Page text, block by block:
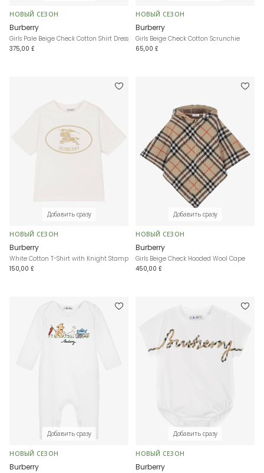
НОВЫЙ СЕЗОН
Burberry
Girls Pale Beige Check Cotton Shirt Dress
375,00 £
НОВЫЙ СЕЗОН
Burberry
Girls Beige Check Cotton Scrunchie
65,00 £
Добавить сразу
НОВЫЙ СЕЗОН
Burberry
White Cotton T-Shirt with Knight Stamp
150,00 £
Добавить сразу
НОВЫЙ СЕЗОН
Burberry
Girls Beige Check Hooded Wool Cape
450,00 £
Добавить сразу
НОВЫЙ СЕЗОН
Burberry
Добавить сразу
НОВЫЙ СЕЗОН
Burberry